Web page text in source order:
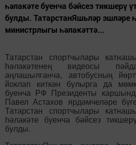
һәлакәте буенча бәйсез тикшерү
булды. ТатарстанЯшьләр эшләре
министрлыгы һәлакәттә...
Татарстан спортчылары
һәлакәтенең видеосы
аңлашылганча, автобусның
йоклап киткән булырга да
буенча РФ Президенты
Павел Астахов ярдәмчеләре
Татарстан спортчылары
һәлакәте буенча бәйсез
булды.